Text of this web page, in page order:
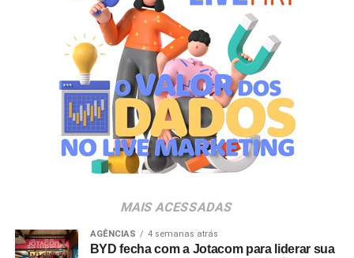
de negócios e marketing da Holding Clube e gestor do
A produção do evento é assinada pela agência Banco_
em parceria com a Storymakers e a Cross Networking,
empresas pertencentes ao ecossistema da Holding
Clube. O projeto criativo mantém a assinatura “Brasil na
Veia”, conceito focado na valorização da cultura nacional,
da música e da hospitalidade carioca.
no canal oficial da Ticketmaster, com lote inicial a partir
de R$ 3.950,00. As demais atualizações e atrações do
evento serão divulgadas nos canais oficiais do camarote
MAIS ACESSADAS
AGÊNCIAS 4 semanas atrás
BYD fecha com a Jotacom para liderar sua